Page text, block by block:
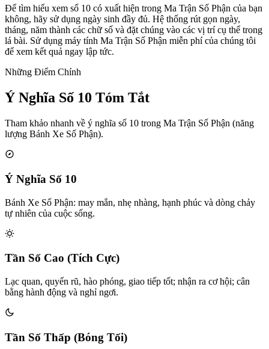
Để tìm hiểu xem số 10 có xuất hiện trong Ma Trận Số Phận của bạn
không, hãy sử dụng ngày sinh đầy đủ. Hệ thống rút gọn ngày,
tháng, năm thành các chữ số và đặt chúng vào các vị trí cụ thể trong
lá bài. Sử dụng máy tính Ma Trận Số Phận miễn phí của chúng tôi
để xem kết quả ngay lập tức.
Những Điểm Chính
Ý Nghĩa Số 10 Tóm Tắt
Tham khảo nhanh về ý nghĩa số 10 trong Ma Trận Số Phận (năng
lượng Bánh Xe Số Phận).
Ý Nghĩa Số 10
Bánh Xe Số Phận: may mắn, nhẹ nhàng, hạnh phúc và dòng chảy
tự nhiên của cuộc sống.
Tần Số Cao (Tích Cực)
Lạc quan, quyến rũ, hào phóng, giao tiếp tốt; nhận ra cơ hội; cân
bằng hành động và nghỉ ngơi.
Tần Số Thấp (Bóng Tối)